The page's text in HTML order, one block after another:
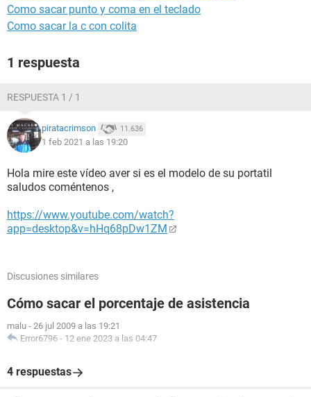
Como sacar punto y coma en el teclado
Como sacar la c con colita
1 respuesta
RESPUESTA 1 / 1
piratacrimson 11.636
1 feb 2021 a las 19:20
Hola mire este vídeo aver si es el modelo de su portatil
saludos coméntenos ,
https://www.youtube.com/watch?
app=desktop&v=hHq68pDw1ZM
Discusiones similares
Cómo sacar el porcentaje de asistencia
malu - 26 jul 2009 a las 19:21
Error6796 - 12 ene 2023 a las 04:47
4 respuestas